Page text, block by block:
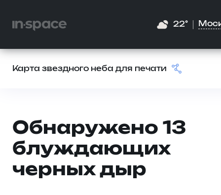
22°
Карта звездного неба для печати
Обнаружено 13
блуждающих
черных дыр